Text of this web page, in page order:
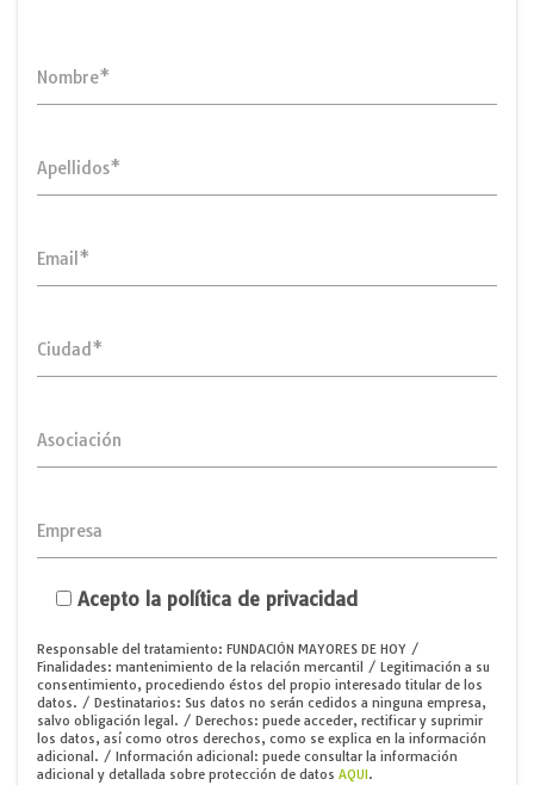
Nombre*
Apellidos*
Email*
Ciudad*
Asociación
Empresa
Acepto la política de privacidad
Responsable del tratamiento: FUNDACIÓN MAYORES DE HOY /
Finalidades: mantenimiento de la relación mercantil / Legitimación a su
consentimiento, procediendo éstos del propio interesado titular de los
datos. / Destinatarios: Sus datos no serán cedidos a ninguna empresa,
salvo obligación legal. / Derechos: puede acceder, rectificar y suprimir
los datos, así́ como otros derechos, como se explica en la información
adicional. / Información adicional: puede consultar la información
adicional y detallada sobre protección de datos AQUI.